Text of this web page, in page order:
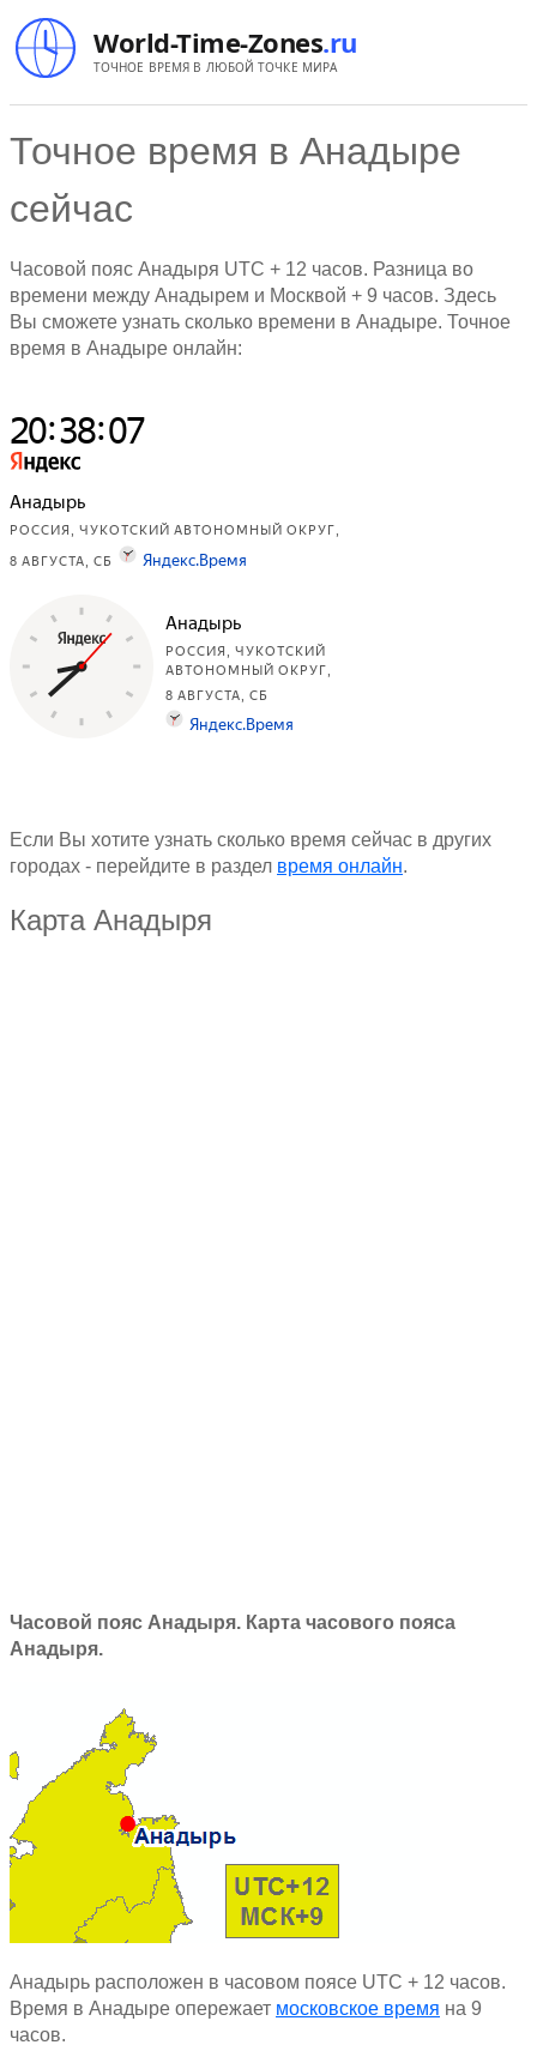
World-Time-Zones.ru
ТОЧНОЕ ВРЕМЯ В ЛЮБОЙ ТОЧКЕ МИРА
Точное время в Анадыре
сейчас
Часовой пояс Анадыря UTC + 12 часов. Разница во
времени между Анадырем и Москвой + 9 часов. Здесь
Вы сможете узнать сколько времени в Анадыре. Точное
время в Анадыре онлайн:
Если Вы хотите узнать сколько время сейчас в других
городах - перейдите в раздел время онлайн.
Карта Анадыря
Часовой пояс Анадыря. Карта часового пояса
Анадыря.
Анадырь расположен в часовом поясе UTC + 12 часов.
Время в Анадыре опережает московское время на 9
часов.